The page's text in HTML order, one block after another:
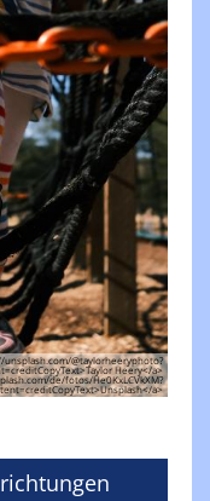
@taylorheeryphoto?
Heery</a>
de/fotos/He0KxLCVkXM?
a>